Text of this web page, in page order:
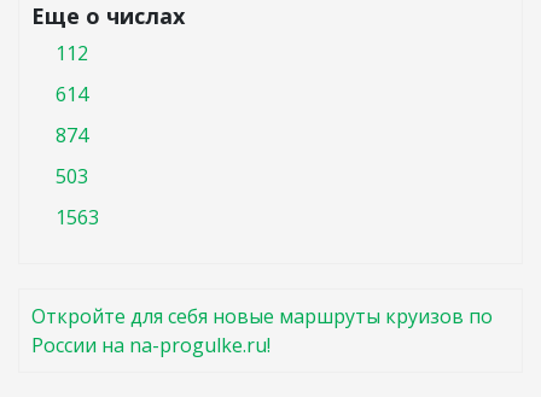
Еще о числах
112
614
874
503
1563
Откройте для себя новые маршруты круизов по
России на na-progulke.ru!